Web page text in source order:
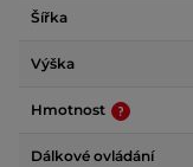
Šířka
Výška
Hmotnost
Dálkové ovládání